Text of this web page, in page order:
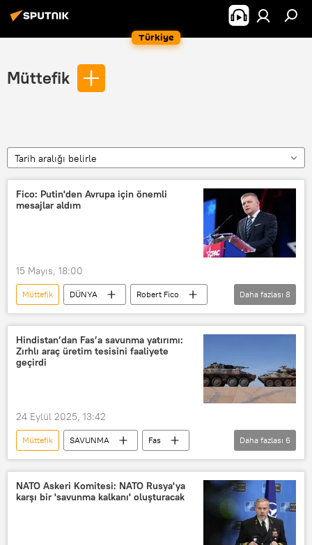
Türkiye
Müttefik
Tarih aralığı belirle
Fico: Putin'den Avrupa için önemli
mesajlar aldım
15 Mayıs, 18:00
Müttefik DÜNYA
Robert Fico
Slovakya
Avrupa Birliği
AB
Vladimir Putin
Moskova
Ukrayna
Mesaj Avrupa
Daha fazlası 8
Hindistan’dan Fas’a savunma yatırımı:
Zırhlı araç üretim tesisini faaliyete
geçirdi
24 Eylül 2025, 13:42
Müttefik SAVUNMA
Fas
Rajnath Singh
Hindistan
Zırhlı araç
Fabrika
Savunma
Baykar Savunma
Daha fazlası 6
NATO Askeri Komitesi: NATO Rusya'ya
karşı bir 'savunma kalkanı' oluşturacak